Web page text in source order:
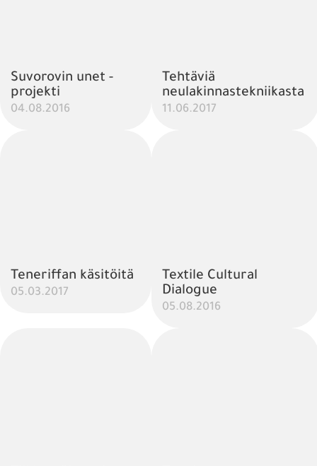
Suvorovin unet -
projekti
04.08.2016
Tehtäviä
neulakinnastekniikasta
11.06.2017
Teneriffan käsitöitä
05.03.2017
Textile Cultural
Dialogue
05.08.2016